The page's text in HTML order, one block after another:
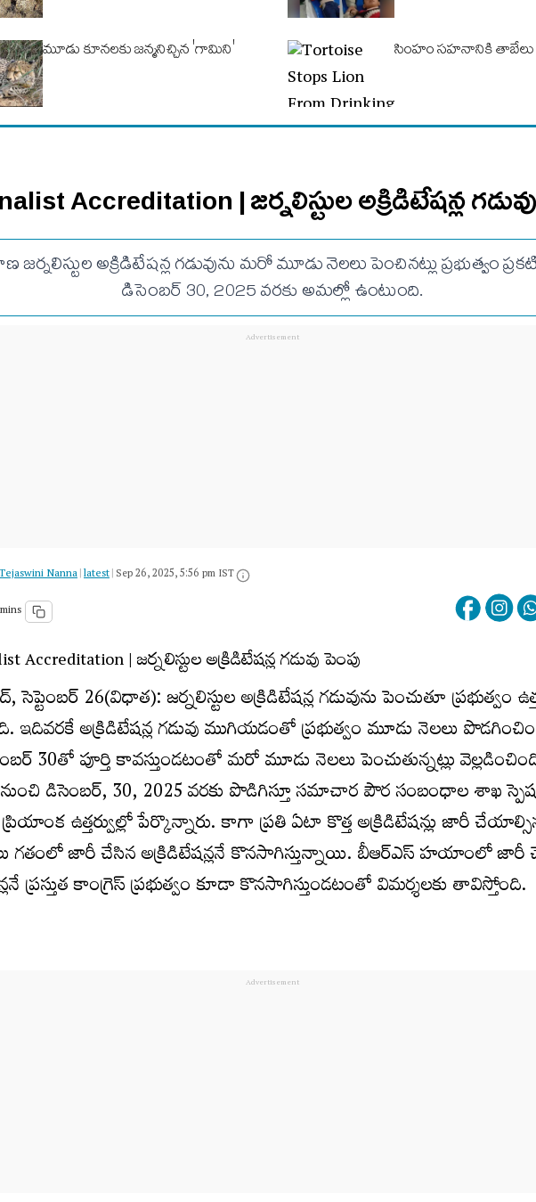
మూడు కూన‌ల‌కు జ‌న్మ‌నిచ్చిన 'గామిని' సింహం సహనానికి తాబేలు
Accreditation | జర్నలిస్టుల అక్రిడిటేషన్ల
జర్నలిస్టుల అక్రిడిటేషన్ల గడువును మరో మూడు నెలలు పెంచినట్లు ప్రభుత్వం
డిసెంబర్ 30, 2025 వరకు అమల్లో ఉంటుంది.
Nanna|latest|Sep 26, 2025, 5:56 pm IST
26(విధాత): జర్నలిస్టుల అక్రిడిటేషన్ల గడువును పెంచుతూ ప్రభుత్వం
ఇదివరకే అక్రిడిటేషన్ల గడువు ముగియడంతో ప్రభుత్వం మూడు నెలలు
30తో పూర్తి కావస్తుండటంతో మరో మూడు నెలలు పెంచుతున్నట్లు
నుంచి డిసెంబర్, 30, 2025 వరకు పొడిగిస్తూ సమాచార పౌర సంబంధాల శాఖ
ఉత్తర్వుల్లో పేర్కొన్నారు. కాగా ప్రతి ఏటా కొత్త అక్రిడిటేషన్లు జారీ
గతంలో జారీ చేసిన అక్రిడిటేషన్లనే కొనసాగిస్తున్నాయి. బీఆర్ఎస్ హయాంలో
ప్రస్తుత కాంగ్రెస్ ప్రభుత్వం కూడా కొనసాగిస్తుండటంతో విమర్శలకు తావిస్తోంది.